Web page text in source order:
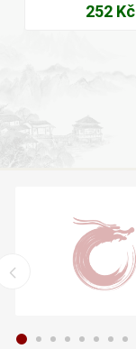
252 Kč